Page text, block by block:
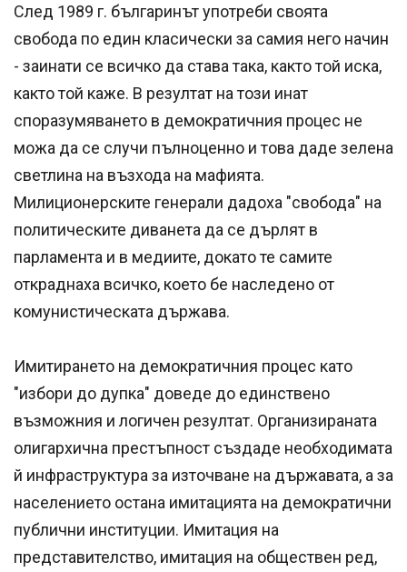
След 1989 г. българинът употреби своята
свобода по един класически за самия него начин
- заинати се всичко да става така, както той иска,
както той каже. В резултат на този инат
споразумяването в демократичния процес не
можа да се случи пълноценно и това даде зелена
светлина на възхода на мафията.
Милиционерските генерали дадоха "свобода" на
политическите диванета да се дърлят в
парламента и в медиите, докато те самите
откраднаха всичко, което бе наследено от
комунистическата държава.
Имитирането на демократичния процес като
"избори до дупка" доведе до единствено
възможния и логичен резултат. Организираната
олигархична престъпност създаде необходимата
й инфраструктура за източване на държавата, а за
населението остана имитацията на демократични
публични институции. Имитация на
представителство, имитация на обществен ред,